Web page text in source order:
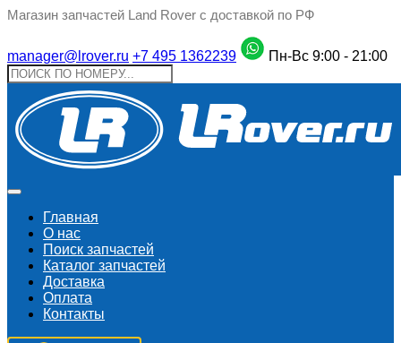
Магазин запчастей Land Rover с доставкой по РФ
manager@lrover.ru +7 495 1362239 Пн-Вс 9:00 - 21:00
Главная
О нас
Поиск запчастeй
Каталог запчастей
Доставка
Оплата
Контакты